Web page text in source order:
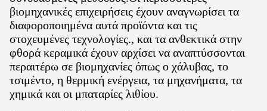
βιομηχανικές επιχειρήσεις έχουν αναγνωρίσει τα
διαφοροποιημένα αυτά προϊόντα και τις
στοχευμένες τεχνολογίες., και τα ανθεκτικά στην
φθορά κεραμικά έχουν αρχίσει να αναπτύσσονται
περαιτέρω σε βιομηχανίες όπως ο χάλυβας, το
τσιμέντο, η θερμική ενέργεια, τα μηχανήματα, τα
χημικά και οι μπαταρίες λιθίου.